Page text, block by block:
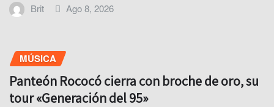
Brit Ago 8, 2026
MÚSICA
Panteón Rococó cierra con broche de oro, su
tour «Generación del 95»